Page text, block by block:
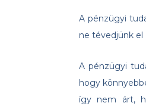
A pénzügyi
ne tévedjünk
A pénzügyi
hogy
így nem árt,